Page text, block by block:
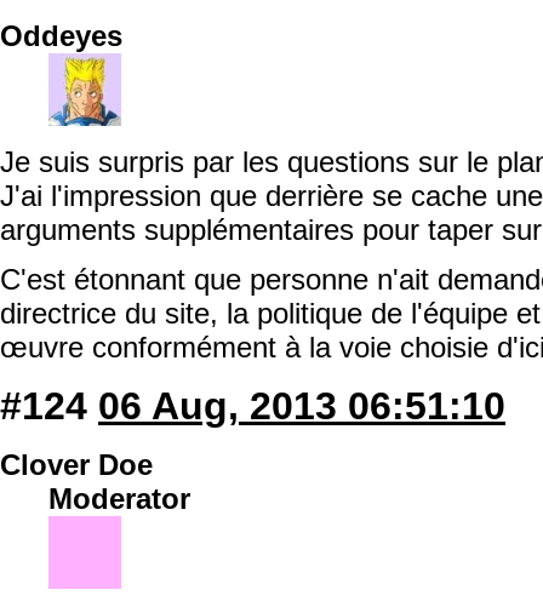
Oddeyes
Je suis surpris par les questions sur le
J'ai l'impression que derrière se cache
arguments supplémentaires pour taper
C'est étonnant que personne n'ait
directrice du site, la politique de l'équipe
œuvre conformément à la voie choisie
#124 06 Aug, 2013 06:51:10
Clover Doe
Moderator